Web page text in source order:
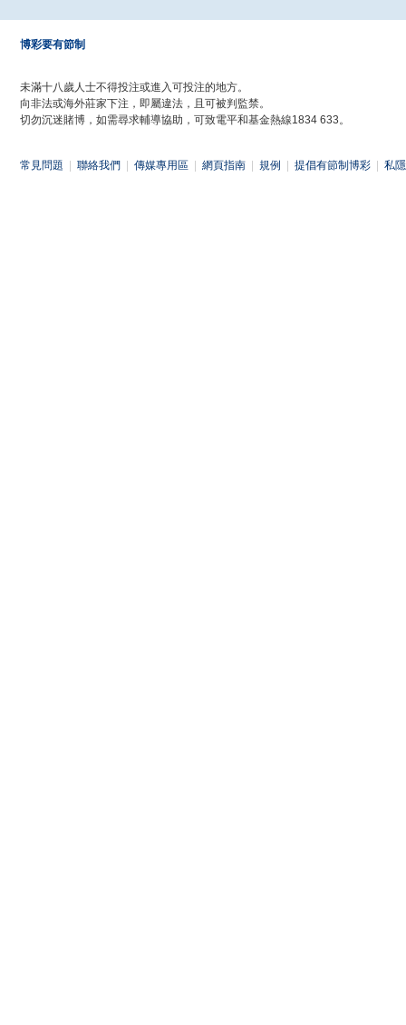
博彩要有節制
未滿十八歲人士不得投注或進入可投注的地方。
向非法或海外莊家下注，即屬違法，且可被判監禁。
切勿沉迷賭博，如需尋求輔導協助，可致電平和基金熱線1834 633。
常見問題 聯絡我們 傳媒專用區 網頁指南 規例 提倡有節制博彩 私